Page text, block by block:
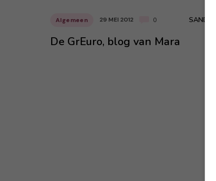
Algemeen 29 MEI 2012 0 SANDRA
De GrEuro, blog van Mara